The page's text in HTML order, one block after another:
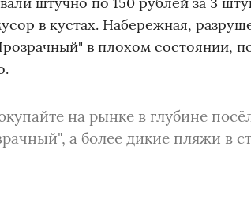
в кустах. Набережная,
в плохом состоянии,
на рынке в глубине
а более дикие пляжи в